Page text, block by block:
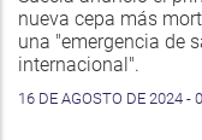
nueva cepa más
una "emergencia de
internacional".
16 DE AGOSTO DE 2024 -